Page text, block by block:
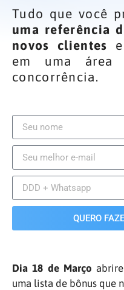
Tudo que você
uma referência
novos clientes e
em uma área
concorrência.
QUERO
Dia 18 de Março
uma lista de bônus que